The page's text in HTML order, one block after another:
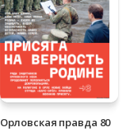
Орловская правда 80